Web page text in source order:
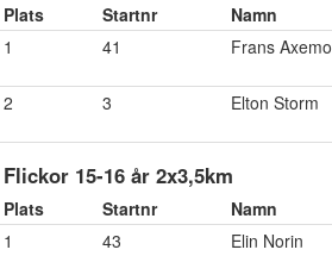
Plats Startnr Namn
1
41 Frans Axemo
2 3 Elton Storm
Flickor 15-16 år 2x3,5km
Plats Startnr Namn
1
43 Elin Norin